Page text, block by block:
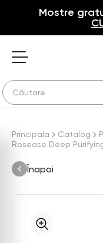
Mostre
Principala Catalog
Rosease Deep
Înapoi